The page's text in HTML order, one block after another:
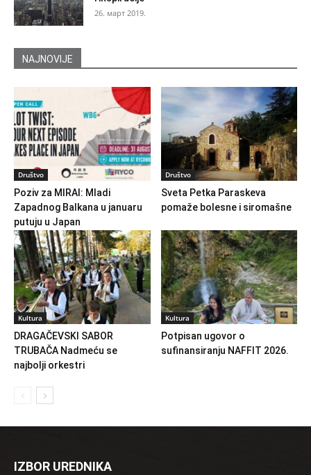
26. март 2019.
NAJNOVIJE
Društvo
Poziv za MIRAI: Mladi
Zapadnog Balkana u januaru
putuju u Japan
Društvo
Sveta Petka Paraskeva
pomaže bolesne i siromašne
Kultura
DRAGAČEVSKI SABOR
TRUBAČA Nadmeću se
najbolji orkestri
Kultura
Potpisan ugovor o
sufinansiranju NAFFIT 2026.
IZBOR UREDNIKA